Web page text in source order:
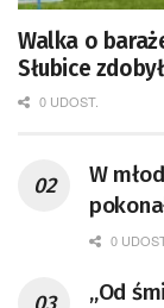
Walka o
Słubice
0 UDOST.
W
0
„Od